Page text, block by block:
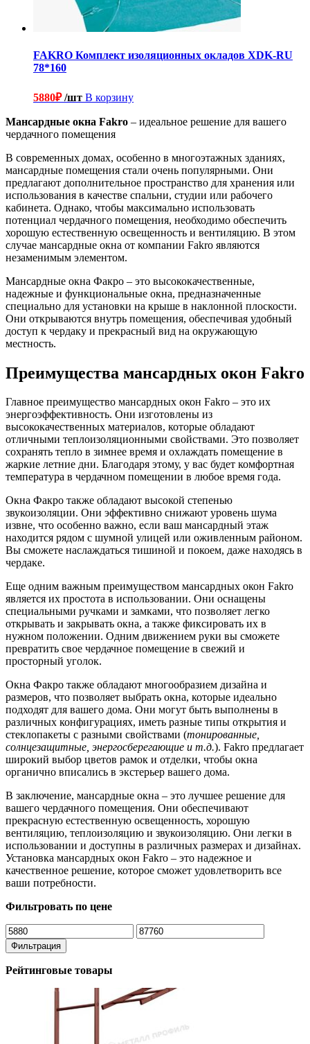
FAKRO Комплект изоляционных окладов XDK-RU
78*160
5880₽/шт В корзину
Мансардные окна Fakro – идеальное решение для вашего
чердачного помещения
В современных домах, особенно в многоэтажных зданиях,
мансардные помещения стали очень популярными. Они
предлагают дополнительное пространство для хранения или
использования в качестве спальни, студии или рабочего
кабинета. Однако, чтобы максимально использовать
потенциал чердачного помещения, необходимо обеспечить
хорошую естественную освещенность и вентиляцию. В этом
случае мансардные окна от компании Fakro являются
незаменимым элементом.
Мансардные окна Факро – это высококачественные,
надежные и функциональные окна, предназначенные
специально для установки на крыше в наклонной плоскости.
Они открываются внутрь помещения, обеспечивая удобный
доступ к чердаку и прекрасный вид на окружающую
местность.
Преимущества мансардных окон Fakro
Главное преимущество мансардных окон Fakro – это их
энергоэффективность. Они изготовлены из
высококачественных материалов, которые обладают
отличными теплоизоляционными свойствами. Это позволяет
сохранять тепло в зимнее время и охлаждать помещение в
жаркие летние дни. Благодаря этому, у вас будет комфортная
температура в чердачном помещении в любое время года.
Окна Факро также обладают высокой степенью
звукоизоляции. Они эффективно снижают уровень шума
извне, что особенно важно, если ваш мансардный этаж
находится рядом с шумной улицей или оживленным районом.
Вы сможете наслаждаться тишиной и покоем, даже находясь в
чердаке.
Еще одним важным преимуществом мансардных окон Fakro
является их простота в использовании. Они оснащены
специальными ручками и замками, что позволяет легко
открывать и закрывать окна, а также фиксировать их в
нужном положении. Одним движением руки вы сможете
превратить свое чердачное помещение в свежий и
просторный уголок.
Окна Факро также обладают многообразием дизайна и
размеров, что позволяет выбрать окна, которые идеально
подходят для вашего дома. Они могут быть выполнены в
различных конфигурациях, иметь разные типы открытия и
стеклопакеты с разными свойствами (тонированные,
солнцезащитные, энергосберегающие и т.д.). Fakro предлагает
широкий выбор цветов рамок и отделки, чтобы окна
органично вписались в экстерьер вашего дома.
В заключение, мансардные окна – это лучшее решение для
вашего чердачного помещения. Они обеспечивают
прекрасную естественную освещенность, хорошую
вентиляцию, теплоизоляцию и звукоизоляцию. Они легки в
использовании и доступны в различных размерах и дизайнах.
Установка мансардных окон Fakro – это надежное и
качественное решение, которое сможет удовлетворить все
ваши потребности.
Фильтровать по цене
Минимальная
цена
Максимальная
цена
Фильтрация
Рейтинговые товары